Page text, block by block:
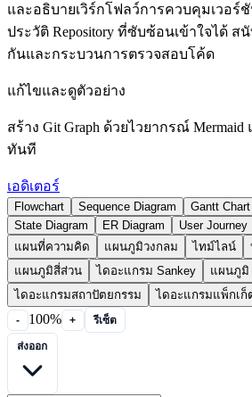
และอธิบายเวิร์กโฟลว์การควบคุมเวอร์ชั
ประวัติ Repository ที่ซับซ้อนเข้าใจได้
กันและกระบวนการตรวจสอบโค้ด
แก้ไขและดูตัวอย่าง
สร้าง Git Graph ด้วยไวยากรณ์
ทันที
เอดิเตอร์
Flowchart Sequence Diagram Gantt Chart
State Diagram
ER Diagram User Journey
แผนที่ความคิด
แผนภูมิวงกลม ไทม์ไลน์
แผนภูมิสี่ส่วน
ไดอะแกรม Sankey แผนภูมิ
ไดอะแกรมสถาปัตยกรรม
ไดอะแกรมแพ็กเก็
- 100% + รีเซ็ต